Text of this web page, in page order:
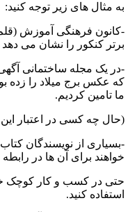
به مثال های زیر توجه کنید:
-کانون فرهنگی آموزش
برتر کنکور را نشان می
-در یک مجله ساختمانی
که عکس برج میلاد را زده
ما تامین کردیم.
(حال چه کسی در اعتبار
-بسیاری از نویسندگان
خواهند برای آن ها در رابطه
حتی در کسب و کار کوچک
استفاده کنید.